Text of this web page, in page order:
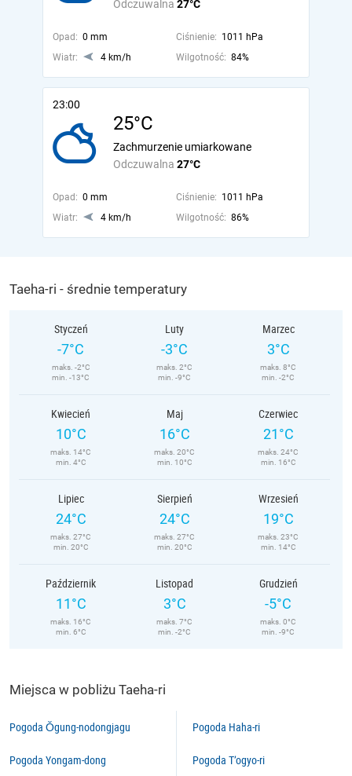
Odczuwalna 27°C
Opad: 0 mm Ciśnienie: 1011 hPa
Wiatr:
4 km/h Wilgotność: 84%
23:00
25°C
Odczuwalna 27°C
Zachmurzenie umiarkowane
Opad: 0 mm Ciśnienie: 1011 hPa
Wiatr:
4 km/h Wilgotność: 86%
Taeha-ri - średnie temperatury
Styczeń
-7°C
maks. -2°C
min. -13°C
Luty
-3°C
maks. 2°C
min. -9°C
Marzec
3°C
maks. 8°C
min. -2°C
Kwiecień
10°C
maks. 14°C
min. 4°C
Maj
16°C
maks. 20°C
min. 10°C
Czerwiec
21°C
maks. 24°C
min. 16°C
Lipiec
24°C
maks. 27°C
min. 20°C
Sierpień
24°C
maks. 27°C
min. 20°C
Wrzesień
19°C
maks. 23°C
min. 14°C
Październik
11°C
maks. 16°C
min. 6°C
Listopad
3°C
maks. 7°C
min. -2°C
Grudzień
-5°C
maks. 0°C
min. -9°C
Miejsca w pobliżu Taeha-ri
Pogoda Ŏgung-nodongjagu
Pogoda Yongam-dong
Pogoda Haha-ri
Pogoda T’ogyo-ri